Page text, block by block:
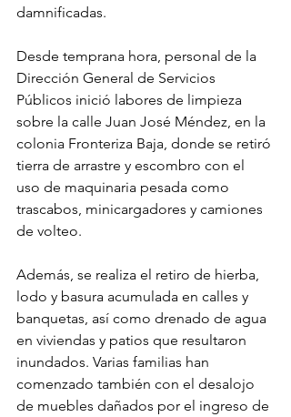
damnificadas.
Desde temprana hora, personal de la
Dirección General de Servicios
Públicos inició labores de limpieza
sobre la calle Juan José Méndez, en la
colonia Fronteriza Baja, donde se retiró
tierra de arrastre y escombro con el
uso de maquinaria pesada como
trascabos, minicargadores y camiones
de volteo.
Además, se realiza el retiro de hierba,
lodo y basura acumulada en calles y
banquetas, así como drenado de agua
en viviendas y patios que resultaron
inundados. Varias familias han
comenzado también con el desalojo
de muebles dañados por el ingreso de